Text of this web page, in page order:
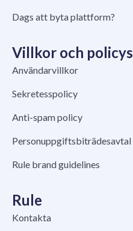
Dags att byta plattform?
Villkor och policys
Användarvillkor
Sekretesspolicy
Anti-spam policy
Personuppgiftsbiträdesavtal
Rule brand guidelines
Rule
Kontakta